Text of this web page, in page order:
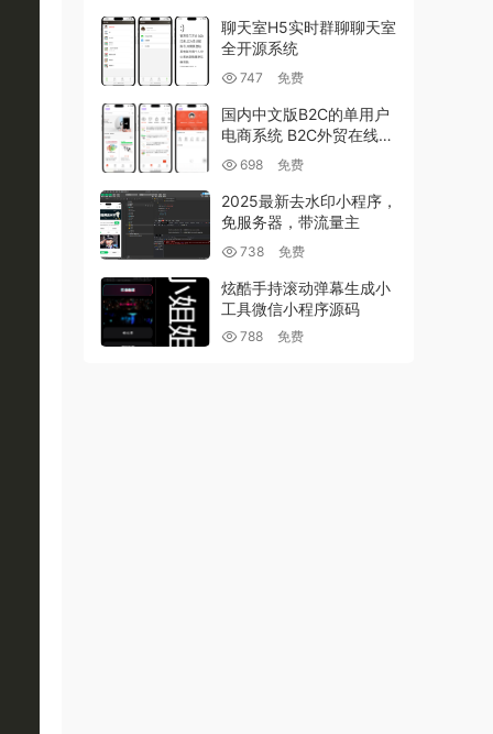
聊天室H5实时群聊聊天室
全开源系统
747 免费
国内中文版B2C的单用户
电商系统 B2C外贸在线购
物商城源码
698 免费
2025最新去水印小程序，
免服务器，带流量主
738 免费
炫酷手持滚动弹幕生成小
工具微信小程序源码
788 免费